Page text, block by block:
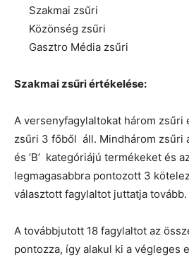
Szakmai zsűri
Közönség zsűri
Gasztro Média zsűri
Szakmai zsűri értékelése:
A versenyfagylaltokat három
zsűri 3 főből áll. Mindhárom zsűri
és ’B’ kategóriájú termékeket és
legmagasabbra pontozott 3
választott fagylaltot juttatja tovább.
A továbbjutott 18 fagylaltot az
pontozza, így alakul ki a végleges